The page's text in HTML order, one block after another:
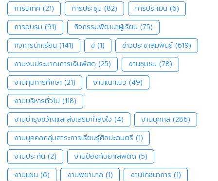
การนิเทศ (21) การประชุม (82) การประเมิน (6)
การอบรม (91) กิจกรรมพัฒนาผู้เรียน (75)
กิจการนักเรียน (141) ข่ (1) ข่าวประชาสัมพันธ์ (619)
งานงบประมาณการเงินพัสดุ (25) งานชุมชน (78)
งานทุนการศึกษา (21) งานแนะแนว (49)
งานบริหารทั่วไป (118)
งานบำรุงขวัญและส่งเสริมกำลังใจ (4) งานบุคคล (286)
งานบุคคลกลุ่มสาระการเรียนรู้ศิลปะดนตรี (1)
งานประกัน (2) งานป้องกันยาเสพติด (5)
งานแผน (6) งานพยาบาล (1) งานโภชนาการ (1)